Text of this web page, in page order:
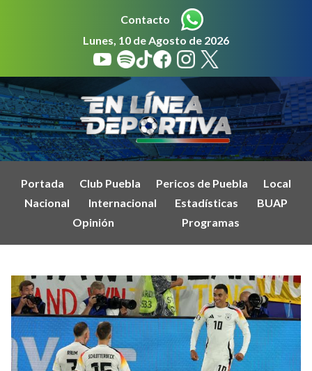
Contacto
Lunes, 10 de Agosto de 2026
Portada Club Puebla Pericos de Puebla
Local
Nacional
Internacional Estadísticas
BUAP
Opinión
Programas